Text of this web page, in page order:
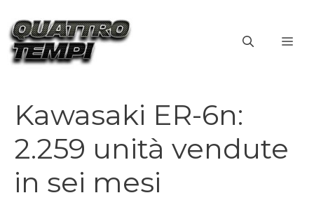
contenuto
Kawasaki ER-6n:
2.259 unità vendute
in sei mesi